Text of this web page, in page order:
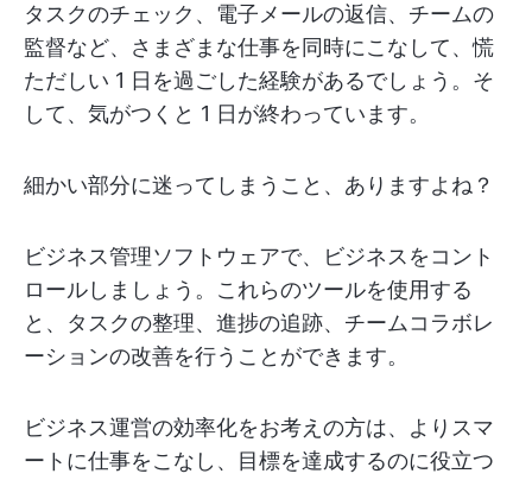
タスクのチェック、電子メールの返信、チームの
監督など、さまざまな仕事を同時にこなして、慌
ただしい 1 日を過ごした経験があるでしょう。そ
して、気がつくと 1 日が終わっています。
細かい部分に迷ってしまうこと、ありますよね？
ビジネス管理ソフトウェアで、ビジネスをコント
ロールしましょう。これらのツールを使用する
と、タスクの整理、進捗の追跡、チームコラボレ
ーションの改善を行うことができます。
ビジネス運営の効率化をお考えの方は、よりスマ
ートに仕事をこなし、目標を達成するのに役立つ